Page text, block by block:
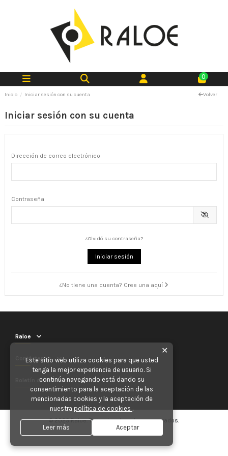
0
Inicio Iniciar sesión con su cuenta Volver
Iniciar sesión con su cuenta
Dirección de correo electrónico
Contraseña
¿Olvidó su contraseña?
Iniciar sesión
¿No tiene una cuenta? Cree una aquí
Raloe
Contáctenos
Boletín de noticias
© 2025 Raloe. Todos los derechos reservados.
✕
Este sitio web utiliza cookies para que usted
tenga la mejor experiencia de usuario. Si
continúa navegando está dando su
consentimiento para la aceptación de las
mencionadas cookies y la aceptación de
nuestra política de cookies .
Leer más Aceptar